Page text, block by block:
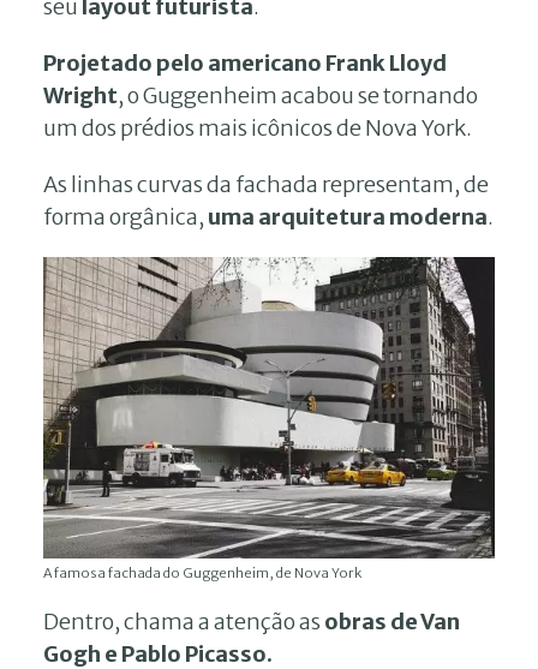
seu layout futurista.
Projetado pelo americano Frank Lloyd
Wright, o Guggenheim acabou se tornando
um dos prédios mais icônicos de Nova York.
As linhas curvas da fachada representam, de
forma orgânica, uma arquitetura moderna.
A famosa fachada do Guggenheim, de Nova York
Dentro, chama a atenção as obras de Van
Gogh e Pablo Picasso.